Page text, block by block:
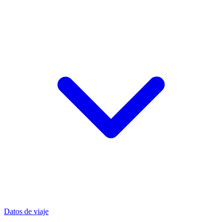
Datos de viaje